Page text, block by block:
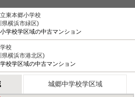
東本郷小学校
県横浜市緑区)
学校学区域の中古マンション
校
県横浜市港北区)
校学区域の中古マンション
城郷中学校学区域